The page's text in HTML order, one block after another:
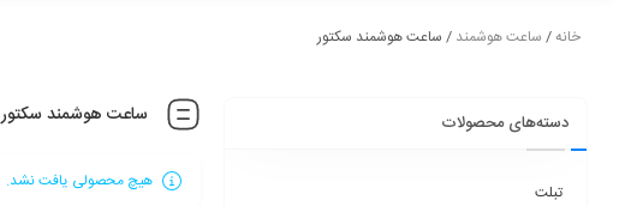
خانه/ ساعت هوشمند / ساعت هوشمند سکتور
دسته‌های محصولات
تبلت
ساعت هوشمند سکتور
هیچ محصولی یافت نشد.